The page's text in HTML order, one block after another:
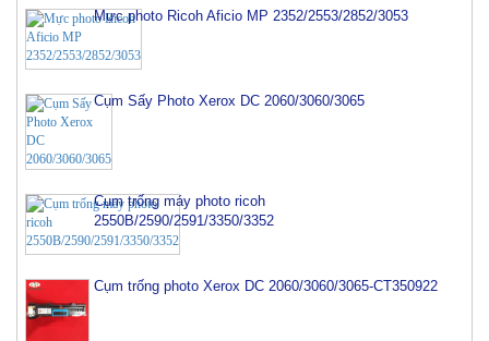
Mực photo Ricoh Aficio MP 2352/2553/2852/3053
Cụm Sấy Photo Xerox DC 2060/3060/3065
Cụm trống máy photo ricoh
2550B/2590/2591/3350/3352
Cụm trống photo Xerox DC 2060/3060/3065-CT350922